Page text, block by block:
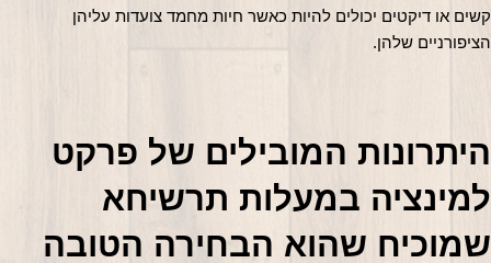
קשים או דיקטים יכולים להיות כאשר חיות מחמד צועדות עליהן
שלהן.
היתרונות המובילים של פרקט
למינציה במעלות תרשיחא
שמוכיח שהוא הבחירה הטובה